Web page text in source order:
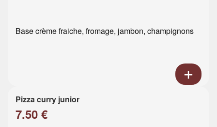
Base crème fraiche, fromage, jambon, champignons
Pizza curry junior
7.50 €